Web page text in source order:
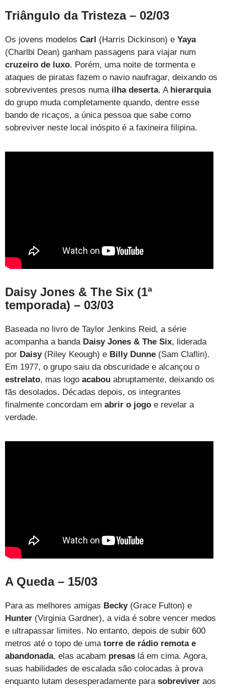
Triângulo da Tristeza – 02/03
Os jovens modelos Carl (Harris Dickinson) e Yaya
(Charlbi Dean) ganham passagens para viajar num
cruzeiro de luxo. Porém, uma noite de tormenta e
ataques de piratas fazem o navio naufragar, deixando os
sobreviventes presos numa ilha deserta. A hierarquia
do grupo muda completamente quando, dentre esse
bando de ricaços, a única pessoa que sabe como
sobreviver neste local inóspito é a faxineira filipina.
Daisy Jones & The Six (1ª
temporada) – 03/03
Baseada no livro de Taylor Jenkins Reid, a série
acompanha a banda Daisy Jones & The Six, liderada
por Daisy(Riley Keough) e Billy Dunne (Sam Claflin).
Em 1977, o grupo saiu da obscuridade e alcançou o
estrelato, mas logo acabou abruptamente, deixando os
fãs desolados. Décadas depois, os integrantes
finalmente concordam em abrir o jogo e revelar a
verdade.
A Queda – 15/03
Para as melhores amigas Becky(Grace Fulton) e
Hunter (Virginia Gardner), a vida é sobre vencer medos
e ultrapassar limites. No entanto, depois de subir 600
metros até o topo de uma torre de rádio remota e
abandonada, elas acabam presas lá em cima. Agora,
suas habilidades de escalada são colocadas à prova
enquanto lutam desesperadamente para sobreviver aos